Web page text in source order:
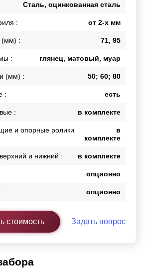
Сталь, оцинкованная сталь
: от 2-х мм
(мм) : 71, 95
: глянец, матовый, муар
(мм) : 50; 60; 80
: есть
: в комплекте
и опорные ролики
в
комплекте
и нижний : в комплекте
опционно
опционно
стоимость Задать вопрос